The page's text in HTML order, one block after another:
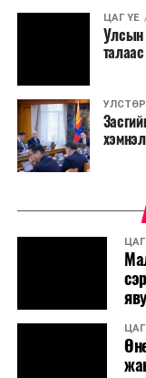
ЦАГ ҮЕ
Улсын